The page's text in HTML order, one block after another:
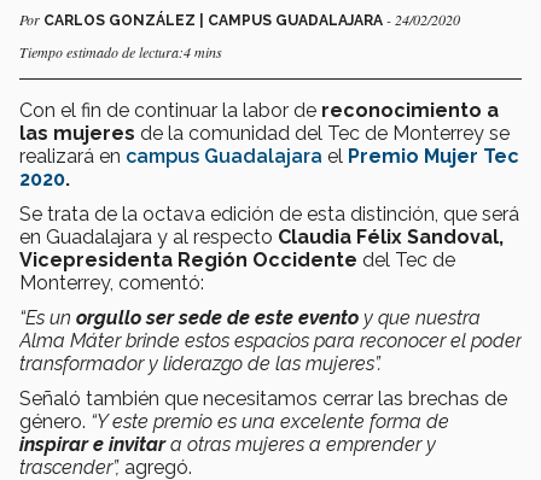
Por CARLOS GONZÁLEZ | CAMPUS GUADALAJARA - 24/02/2020
Tiempo estimado de lectura:4 mins
Con el fin de continuar la labor de reconocimiento a
las mujeres de la comunidad del Tec de Monterrey se
realizará en campus Guadalajara el Premio Mujer Tec
2020.
Se trata de la octava edición de esta distinción, que será
en Guadalajara y al respecto Claudia Félix Sandoval,
Vicepresidenta Región Occidente del Tec de
Monterrey, comentó:
“Es un orgullo ser sede de este evento y que nuestra
Alma Máter brinde estos espacios para reconocer el poder
transformador y liderazgo de las mujeres”.
Señaló también que necesitamos cerrar las brechas de
género. “Y este premio es una excelente forma de
inspirar e invitara otras mujeres a emprender y
trascender”, agregó.